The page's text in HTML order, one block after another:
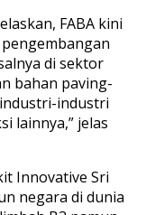
FABA kini
di sektor
bahan paving-
industri
lainnya,” jelas
Innovative Sri
negara di dunia